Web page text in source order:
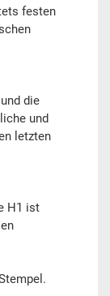
festen
die
und
letzten
H1 ist